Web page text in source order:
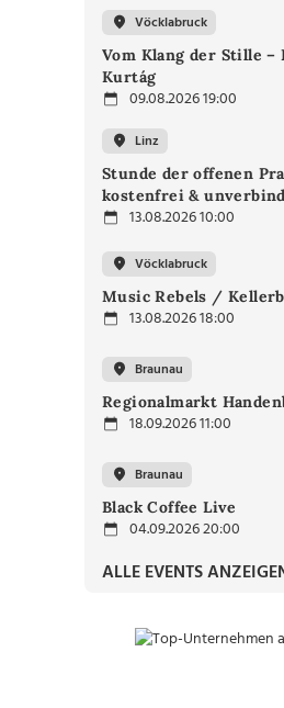
Vöcklabruck
Vom Klang der Stille –
Kurtág
09.08.2026 19:00
Linz
Stunde der offenen
kostenfrei &
13.08.2026 10:00
Vöcklabruck
Music Rebels /
13.08.2026 18:00
Braunau
Regionalmarkt
18.09.2026 11:00
Braunau
Black Coffee Live
04.09.2026 20:00
ALLE EVENTS